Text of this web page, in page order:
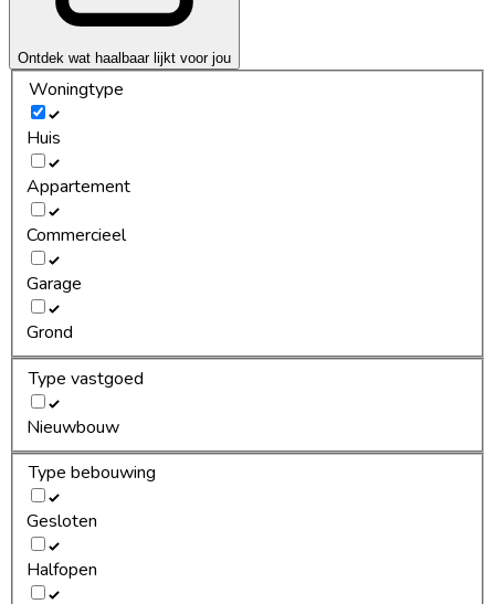
Ontdek wat haalbaar lijkt voor jou
Woningtype
Huis
Appartement
Commercieel
Garage
Grond
Type vastgoed
Nieuwbouw
Type bebouwing
Gesloten
Halfopen